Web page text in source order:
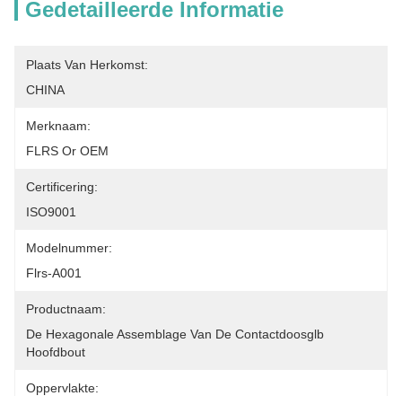
Gedetailleerde Informatie
Plaats Van Herkomst:
CHINA
Merknaam:
FLRS Or OEM
Certificering:
ISO9001
Modelnummer:
Flrs-A001
Productnaam:
De Hexagonale Assemblage Van De Contactdoosglb
Hoofdbout
Oppervlakte: